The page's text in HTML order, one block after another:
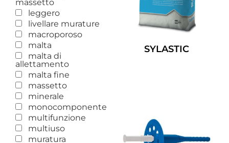
massetto
leggero
livellare murature
macroporoso
malta
malta di
allettamento
malta fine
massetto
minerale
monocomponente
multifunzione
multiuso
muratura
SYLASTIC